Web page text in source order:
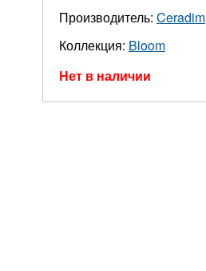
Производитель: Ceradim
Коллекция: Bloom
Нет в наличии